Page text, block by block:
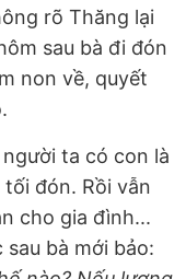
rõ Thăng lại
sau bà đi đón
non về, quyết
ta có con là
đón. Rồi vẫn
cho gia đình...
sau bà mới bảo: